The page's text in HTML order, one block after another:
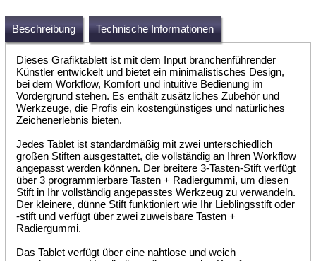
Beschreibung Technische Informationen
Dieses Grafiktablett ist mit dem Input branchenführender
Künstler entwickelt und bietet ein minimalistisches Design,
bei dem Workflow, Komfort und intuitive Bedienung im
Vordergrund stehen. Es enthält zusätzliches Zubehör und
Werkzeuge, die Profis ein kostengünstiges und natürliches
Zeichenerlebnis bieten.
Jedes Tablet ist standardmäßig mit zwei unterschiedlich
großen Stiften ausgestattet, die vollständig an Ihren Workflow
angepasst werden können. Der breitere 3-Tasten-Stift verfügt
über 3 programmierbare Tasten + Radiergummi, um diesen
Stift in Ihr vollständig angepasstes Werkzeug zu verwandeln.
Der kleinere, dünne Stift funktioniert wie Ihr Lieblingsstift oder
-stift und verfügt über zwei zuweisbare Tasten +
Radiergummi.
Das Tablet verfügt über eine nahtlose und weich